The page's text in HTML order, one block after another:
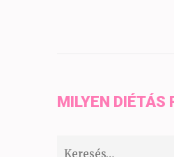
MILYEN DIÉTÁS